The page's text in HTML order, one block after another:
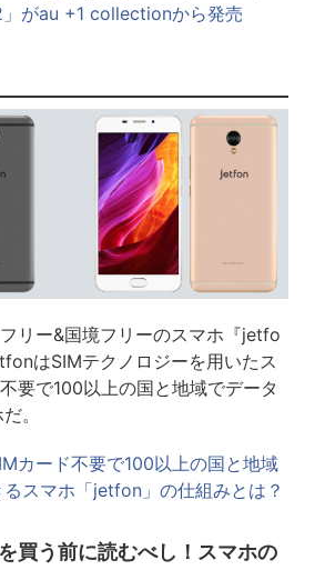
」がau +1 collectionから発売
リー&国境フリーのスマホ『jetfo
はSIMテクノロジーを用いたス
要で100以上の国と地域でデータ
。
カード不要で100以上の国と地域
スマホ「jetfon」の仕組みとは？
買う前に読むべし！スマホの